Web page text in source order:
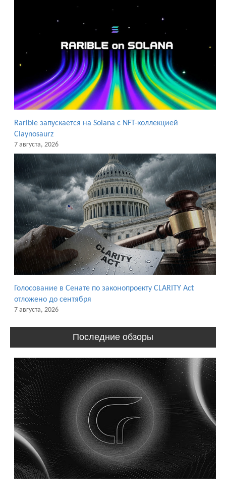
Rarible запускается на Solana с NFT-коллекцией
Claynosaurz
7 августа, 2026
Голосование в Сенате по законопроекту CLARITY Act
отложено до сентября
7 августа, 2026
Последние обзоры